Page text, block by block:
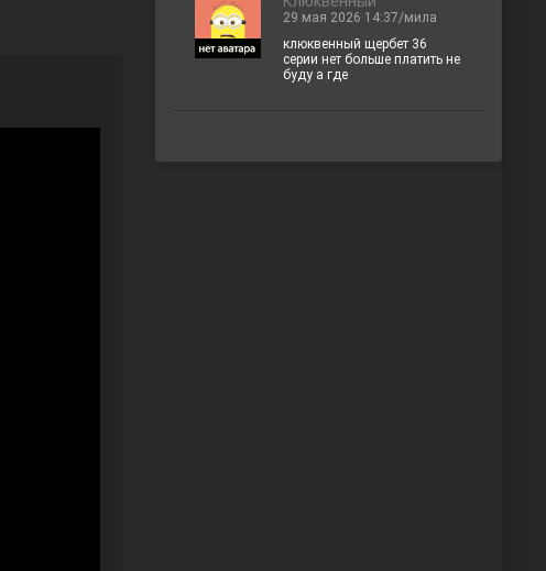
29 мая 2026 14:37/мила
клюквенный щербет 36
серии нет больше платить не
буду а где